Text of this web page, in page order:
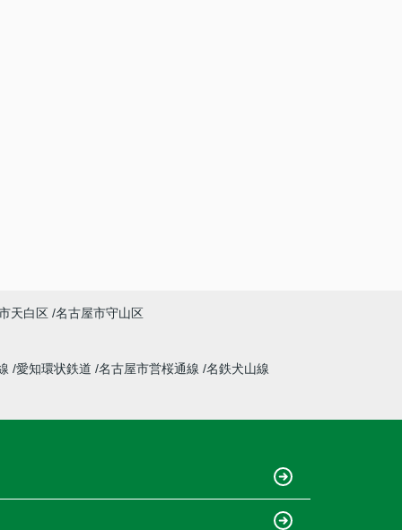
天白区 名古屋市守山区
愛知環状鉄道 名古屋市営桜通線 名鉄犬山線